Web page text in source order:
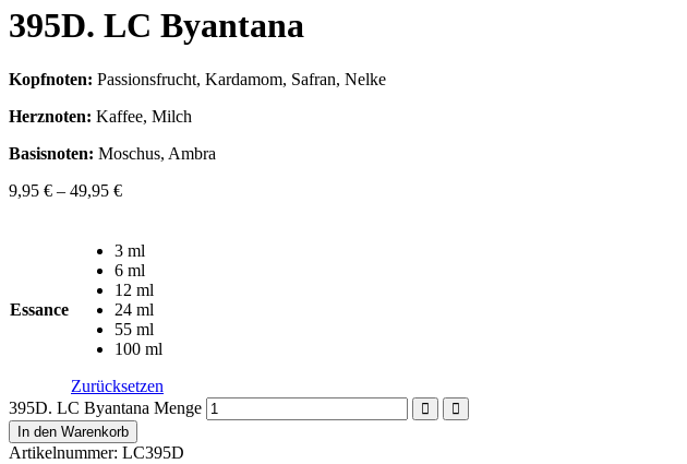
395D. LC Byantana
Kopfnoten: Passionsfrucht, Kardamom, Safran, Nelke
Herznoten: Kaffee, Milch
Basisnoten: Moschus, Ambra
9,95 € – 49,95 €
Essance
3 ml
6 ml
12 ml
24 ml
55 ml
100 ml
Zurücksetzen
395D. LC Byantana Menge
In den Warenkorb
Artikelnummer: LC395D